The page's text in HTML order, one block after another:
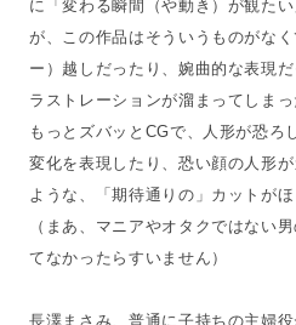
に「変わる瞬間（や動き）が観た
が、この作品はそういうものがな
ー）越しだったり、婉曲的な表現
ラストレーションが溜まってしまっ
もっとズバッとCGで、人形が恐ろ
変化を表現したり、恐い顔の人形
ような、「期待通りの」カットがほ
（まあ、マニアやオタクではない
てなかったらすいません）
長澤まさみ、普通に子持ちの主婦